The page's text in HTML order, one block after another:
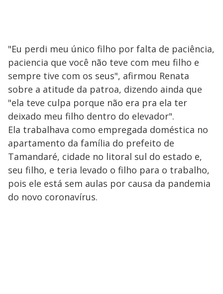
"Eu perdi meu único filho por falta de paciência,
paciencia que você não teve com meu filho e
sempre tive com os seus", afirmou Renata
sobre a atitude da patroa, dizendo ainda que
"ela teve culpa porque não era pra ela ter
deixado meu filho dentro do elevador".
Ela trabalhava como empregada doméstica no
apartamento da família do prefeito de
Tamandaré, cidade no litoral sul do estado e,
seu filho, e teria levado o filho para o trabalho,
pois ele está sem aulas por causa da pandemia
do novo coronavírus.